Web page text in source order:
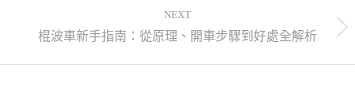
NEXT
棍波車新手指南：從原理、開車步驟到好處全解析